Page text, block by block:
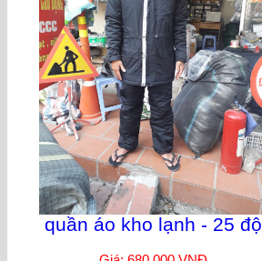
quần áo kho lạnh - 25 độ